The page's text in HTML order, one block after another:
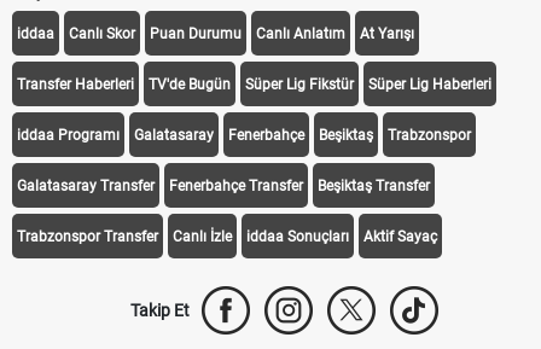
iddaa Canlı Skor Puan Durumu Canlı Anlatım At Yarışı
Transfer Haberleri TV'de Bugün Süper Lig Fikstür Süper Lig Haberleri
iddaa Programı Galatasaray Fenerbahçe Beşiktaş Trabzonspor
Galatasaray Transfer Fenerbahçe Transfer Beşiktaş Transfer
Trabzonspor Transfer Canlı İzle iddaa Sonuçları Aktif Sayaç
Takip Et